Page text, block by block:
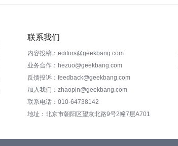
联系我们
内容投稿：editors@geekbang.com
业务合作：hezuo@geekbang.com
反馈投诉：feedback@geekbang.com
加入我们：zhaopin@geekbang.com
联系电话：010-64738142
地址：北京市朝阳区望京北路9号2幢7层A701